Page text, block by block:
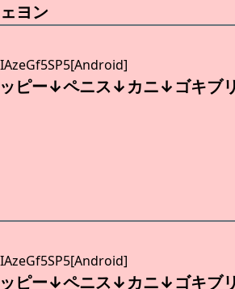
ヨン
ピー↓ペニス↓カニ↓ゴキ
ピー↓ペニス↓カニ↓ゴキ